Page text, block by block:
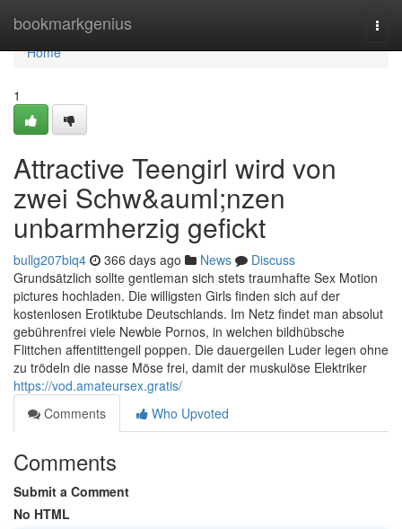
bookmarkgenius
Home
Home
1
Attractive Teengirl wird von
zwei Schw&auml;nzen
unbarmherzig gefickt
bullg207biq4 366 days ago News
Discuss
Grundsätzlich sollte gentleman sich stets traumhafte Sex Motion
pictures hochladen. Die willigsten Girls finden sich auf der
kostenlosen Erotiktube Deutschlands. Im Netz findet man absolut
gebührenfrei viele Newbie Pornos, in welchen bildhübsche
Flittchen affentittengeil poppen. Die dauergeilen Luder legen ohne
zu trödeln die nasse Möse frei, damit der muskulöse Elektriker
https://vod.amateursex.gratis/
Comments
Who Upvoted
Comments
Submit a Comment
No HTML